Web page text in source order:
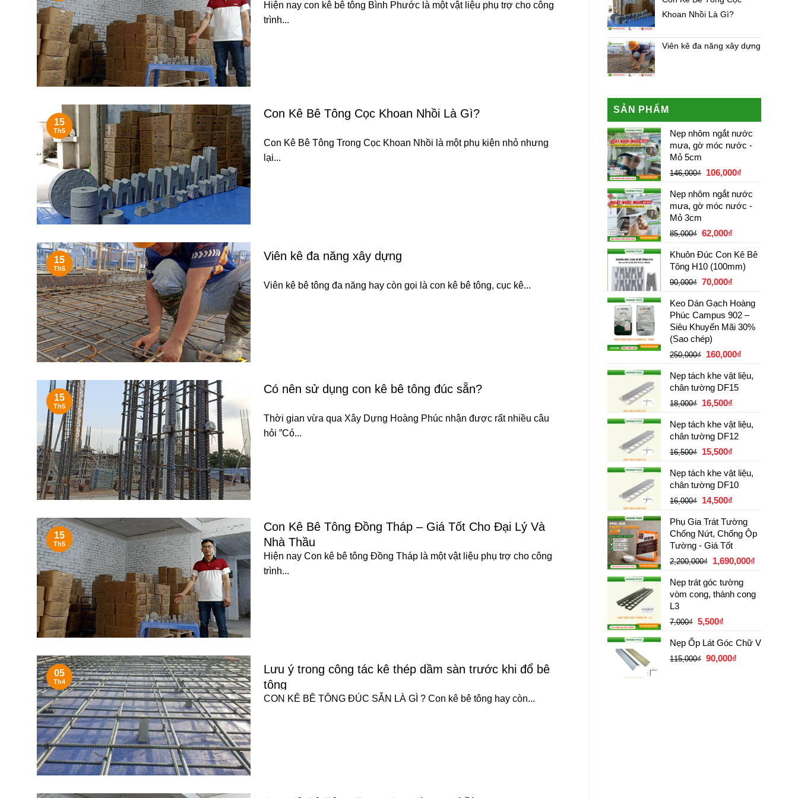
Hiện nay con kê bê tông Bình Phước là một vật liệu phụ trợ cho công
trình...
Con Kê Bê Tông Cọc Khoan Nhồi Là Gì?
Con Kê Bê Tông Trong Cọc Khoan Nhồi là một phụ kiện nhỏ nhưng
lại...
15
Th5
Viên kê đa năng xây dựng
Viên kê bê tông đa năng hay còn gọi là con kê bê tông, cục kê...
15
Th5
Có nên sử dụng con kê bê tông đúc sẵn?
Thời gian vừa qua Xây Dựng Hoàng Phúc nhận được rất nhiều câu
hỏi ”Có...
15
Th5
Con Kê Bê Tông Đồng Tháp – Giá Tốt Cho Đại Lý Và
Nhà Thầu
Hiện nay Con kê bê tông Đồng Tháp là một vật liệu phụ trợ cho công
trình...
15
Th5
Lưu ý trong công tác kê thép dầm sàn trước khi đổ bê
tông
CON KÊ BÊ TÔNG ĐÚC SẴN LÀ GÌ ? Con kê bê tông hay còn...
05
Th4
Khoan Nhồi Là Gì?
Viên kê đa năng xây dựng
SẢN PHẨM
Nẹp nhôm ngắt nước
mưa, gờ móc nước -
Mỏ 5cm
146,000₫ Giá
là:
146,000₫.
106,000₫Giá
tại
là:
Nẹp nhôm ngắt nước
mưa, gờ móc nước -
Mỏ 3cm
85,000₫ Giá
là:
85,000₫.
62,000₫Giá
tại
là:
62,000₫.
Khuôn Đúc Con Kê Bê
Tông H10 (100mm)
90,000₫ Giá
là:
90,000₫.
70,000₫Giá
tại
là:
70,000₫.
Keo Dán Gạch Hoàng
Phúc Campus 902 –
Siêu Khuyến Mãi 30%
(Sao chép)
250,000₫ Giá
là:
250,000₫.
160,000₫Giá
tại
Nẹp tách khe vật liệu,
chân tường DF15
18,000₫ Giá
là:
18,000₫.
16,500₫Giá
tại
là:
16,500₫.
Nẹp tách khe vật liệu,
chân tường DF12
16,500₫ Giá
là:
16,500₫.
15,500₫Giá
tại
là:
15,500₫.
Nẹp tách khe vật liệu,
chân tường DF10
16,000₫ Giá
là:
16,000₫.
14,500₫Giá
tại
là:
14,500₫.
Phụ Gia Trát Tường
Chống Nứt, Chống Ộp
Tường - Giá Tốt
2,200,000₫ Giá
là:
2,200,000₫.
1,690,000₫Giá
là:
Nẹp trát góc tường
vòm cong, thành cong
L3
7,000₫ Giá
là:
7,000₫.
5,500₫Giá
tại
là:
Nẹp Ốp Lát Góc Chữ V
115,000₫ Giá
90,000₫Giá